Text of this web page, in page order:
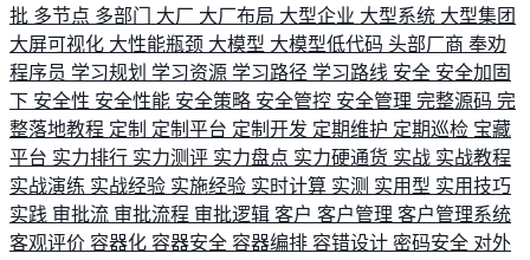
批 多节点 多部门 大厂 大厂布局 大型企业 大型系统 大型集团
大屏可视化 大性能瓶颈 大模型 大模型低代码 头部厂商 奉劝
程序员 学习规划 学习资源 学习路径 学习路线 安全 安全加固
下 安全性 安全性能 安全策略 安全管控 安全管理 完整源码 完
整落地教程 定制 定制平台 定制开发 定期维护 定期巡检 宝藏
平台 实力排行 实力测评 实力盘点 实力硬通货 实战 实战教程
实战演练 实战经验 实施经验 实时计算 实测 实用型 实用技巧
实践 审批流 审批流程 审批逻辑 客户 客户管理 客户管理系统
客观评价 容器化 容器安全 容器编排 容错设计 密码安全 对外